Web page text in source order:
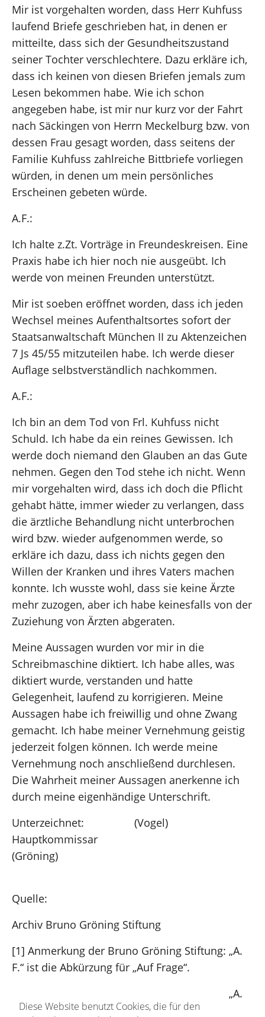
Diese Website benutzt Cookies, die für den
Mir ist vorgehalten worden, dass Herr Kuhfuss
laufend Briefe geschrieben hat, in denen er
mitteilte, dass sich der Gesundheitszustand
seiner Tochter verschlechtere. Dazu erkläre ich,
dass ich keinen von diesen Briefen jemals zum
Lesen bekommen habe. Wie ich schon
angegeben habe, ist mir nur kurz vor der Fahrt
nach Säckingen von Herrn Meckelburg bzw. von
dessen Frau gesagt worden, dass seitens der
Familie Kuhfuss zahlreiche Bittbriefe vorliegen
würden, in denen um mein persönliches
Erscheinen gebeten würde.
A.F.:
Ich halte z.Zt. Vorträge in Freundeskreisen. Eine
Praxis habe ich hier noch nie ausgeübt. Ich
werde von meinen Freunden unterstützt.
Mir ist soeben eröffnet worden, dass ich jeden
Wechsel meines Aufenthaltsortes sofort der
Staatsanwaltschaft München II zu Aktenzeichen
7 Js 45/55 mitzuteilen habe. Ich werde dieser
Auflage selbstverständlich nachkommen.
A.F.:
Ich bin an dem Tod von Frl. Kuhfuss nicht
Schuld. Ich habe da ein reines Gewissen. Ich
werde doch niemand den Glauben an das Gute
nehmen. Gegen den Tod stehe ich nicht. Wenn
mir vorgehalten wird, dass ich doch die Pflicht
gehabt hätte, immer wieder zu verlangen, dass
die ärztliche Behandlung nicht unterbrochen
wird bzw. wieder aufgenommen werde, so
erkläre ich dazu, dass ich nichts gegen den
Willen der Kranken und ihres Vaters machen
konnte. Ich wusste wohl, dass sie keine Ärzte
mehr zuzogen, aber ich habe keinesfalls von der
Zuziehung von Ärzten abgeraten.
Meine Aussagen wurden vor mir in die
Schreibmaschine diktiert. Ich habe alles, was
diktiert wurde, verstanden und hatte
Gelegenheit, laufend zu korrigieren. Meine
Aussagen habe ich freiwillig und ohne Zwang
gemacht. Ich habe meiner Vernehmung geistig
jederzeit folgen können. Ich werde meine
Vernehmung noch anschließend durchlesen.
Die Wahrheit meiner Aussagen anerkenne ich
durch meine eigenhändige Unterschrift.
Unterzeichnet: (Vogel)
Hauptkommissar
(Gröning)
Quelle:
Archiv Bruno Gröning Stiftung
[1] Anmerkung der Bruno Gröning Stiftung: „A.
F.“ ist die Abkürzung für „Auf Frage“.
[2] Anmerkung der Bruno Gröning Stiftung: „A.
V.“ ist die Abkürzung für „Auf Vorhalt“.